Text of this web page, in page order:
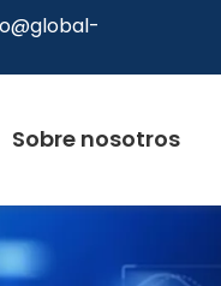
Sobre nosotros